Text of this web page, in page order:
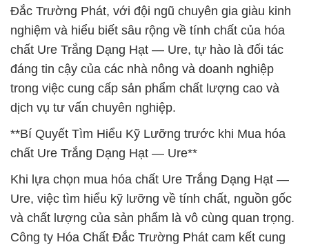
Đắc Trường Phát, với đội ngũ chuyên gia giàu kinh
nghiệm và hiểu biết sâu rộng về tính chất của hóa
chất Ure Trắng Dạng Hạt — Ure, tự hào là đối tác
đáng tin cậy của các nhà nông và doanh nghiệp
trong việc cung cấp sản phẩm chất lượng cao và
dịch vụ tư vấn chuyên nghiệp.
**Bí Quyết Tìm Hiểu Kỹ Lưỡng trước khi Mua hóa
chất Ure Trắng Dạng Hạt — Ure**
Khi lựa chọn mua hóa chất Ure Trắng Dạng Hạt —
Ure, việc tìm hiểu kỹ lưỡng về tính chất, nguồn gốc
và chất lượng của sản phẩm là vô cùng quan trọng.
Công ty Hóa Chất Đắc Trường Phát cam kết cung